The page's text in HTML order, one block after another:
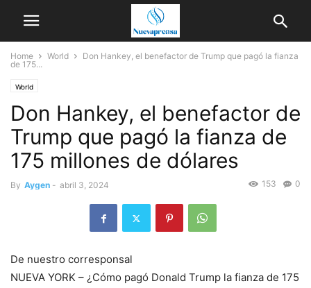
Home World
Don Hankey, el benefactor de Trump que pagó la fianza
de 175...
World
Don Hankey, el benefactor de
Trump que pagó la fianza de
175 millones de dólares
By Aygen - abril 3, 2024 0
153
De nuestro corresponsal
NUEVA YORK – ¿Cómo pagó Donald Trump la fianza de 175